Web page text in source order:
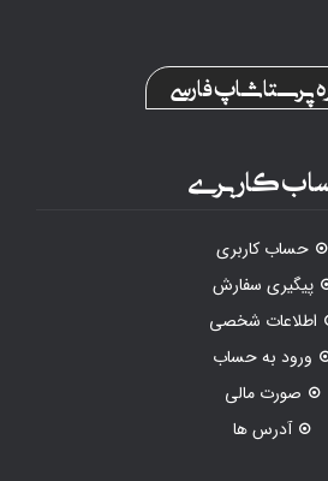
پرستاشاپ فارسی
کاربری
حساب کاربری
پیگیری سفارش
اطلاعات شخصی
ورود به حساب
صورت مالی
آدرس ها